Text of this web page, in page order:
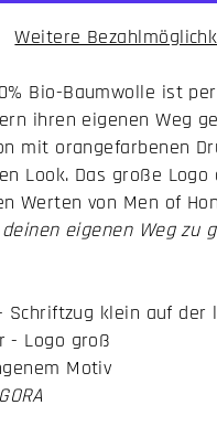
Weitere
Bio-Baumwolle ist
ihren eigenen Weg
mit orangefarbenen
Look. Das große
Werten von Men of
eigenen Weg zu
Schriftzug klein auf der
- Logo groß
Motiv